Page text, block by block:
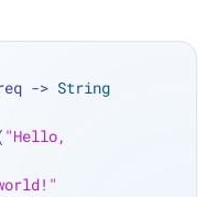
-> String
"Hello,